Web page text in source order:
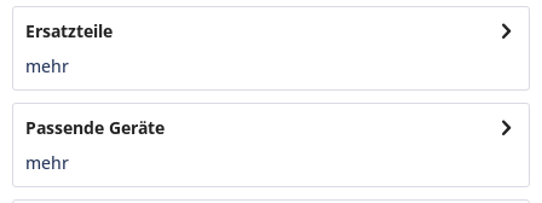
Ersatzteile
mehr
Passende Geräte
mehr